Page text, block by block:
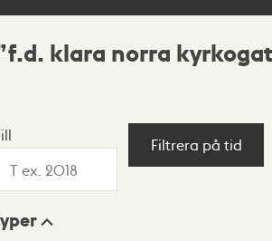
f.d. klara norra
Filtrera på tid